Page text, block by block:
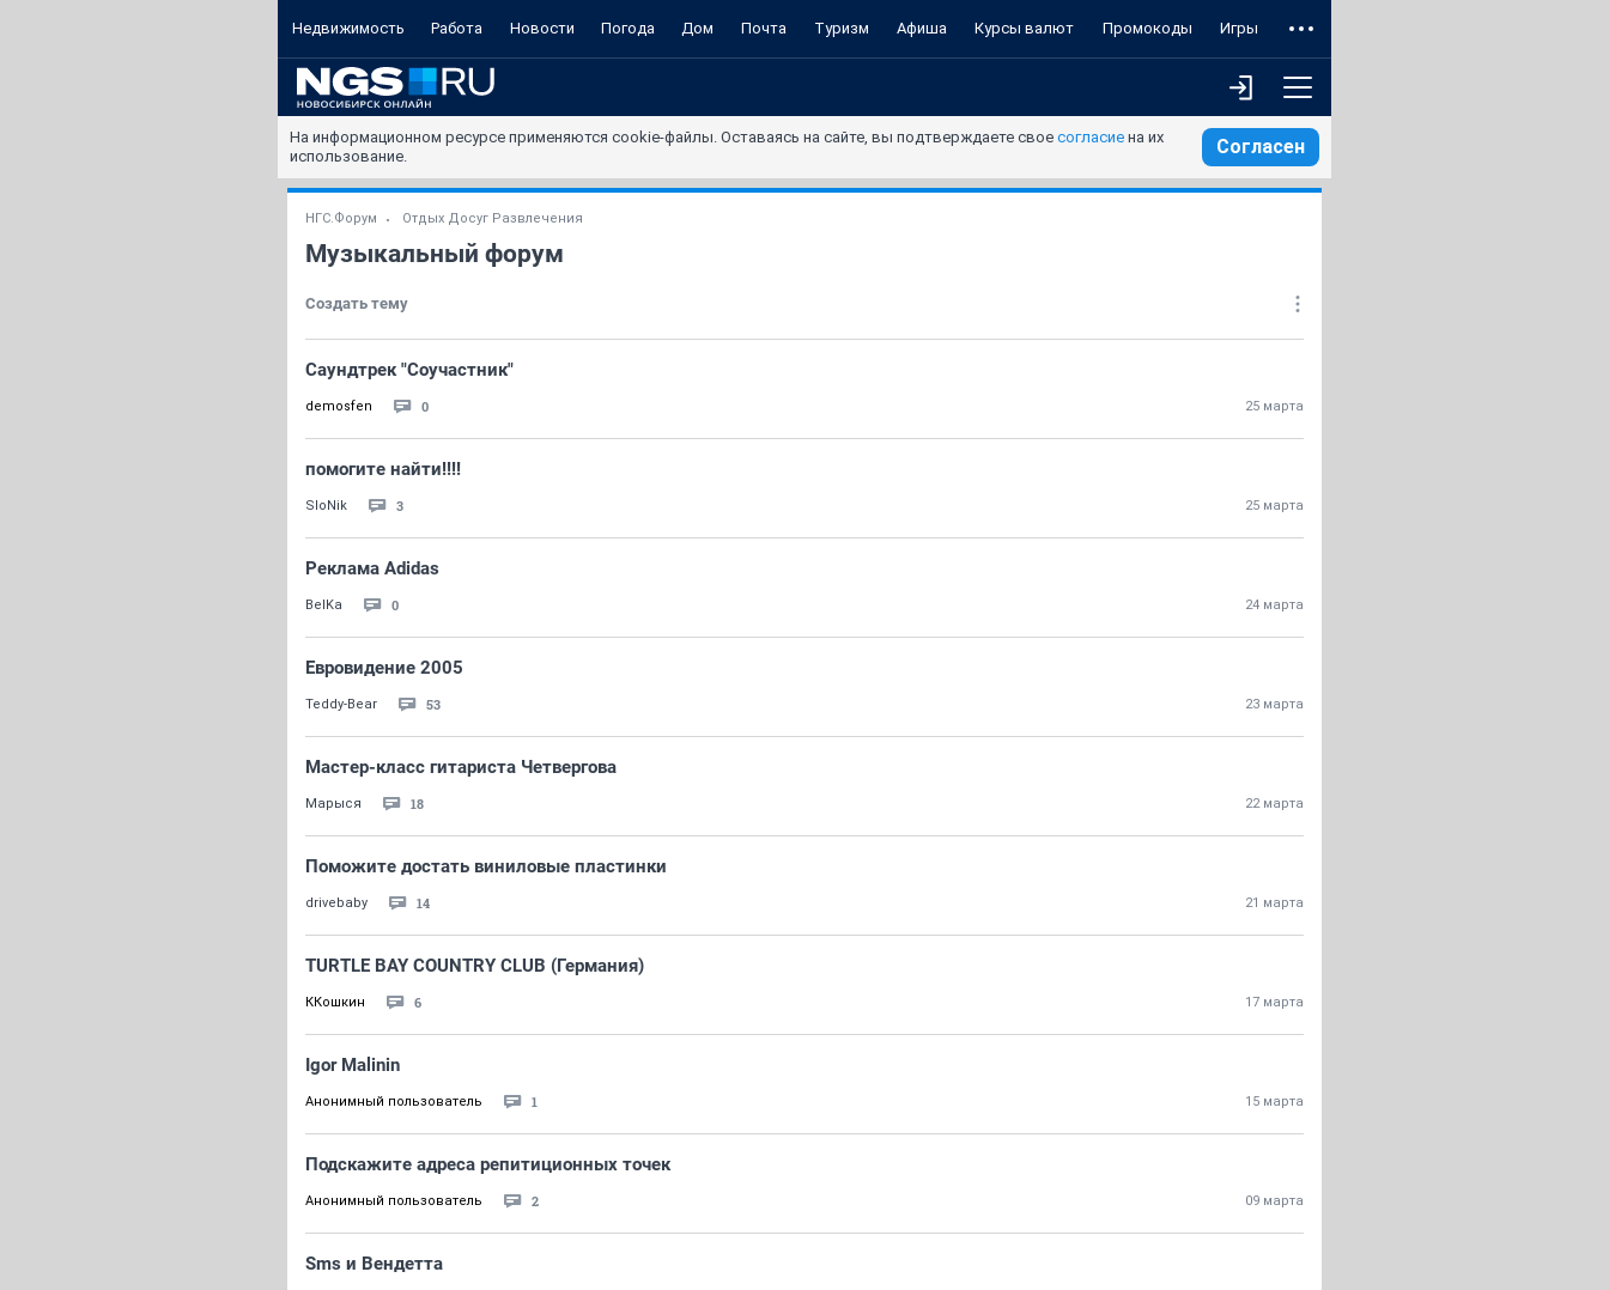
Недвижимость Работа Новости Погода Дом Почта Туризм Афиша Курсы валют Промокоды Игры
На информационном ресурсе применяются cookie-файлы. Оставаясь на сайте, вы подтверждаете свое согласие на их
использование.
Согласен
НГС.Форум Отдых Досуг Развлечения
Музыкальный форум
Создать тему
Саундтрек "Соучастник"
demosfen 0 25 марта
помогите найти!!!!
SloNik 3 25 марта
Реклама Adidas
BelKa 0 24 марта
Евровидение 2005
Teddy-Bear 53 23 марта
Мастер-класс гитариста Четвергова
Марыся 18 22 марта
Поможите достать виниловые пластинки
drivebaby 14 21 марта
TURTLE BAY COUNTRY CLUB (Германия)
ККошкин 6 17 марта
Igor Malinin
Анонимный пользователь 1 15 марта
Подскажите адреса репитиционных точек
Анонимный пользователь 2 09 марта
Sms и Вендетта